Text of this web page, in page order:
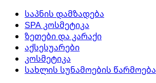
საპნის დამზადება
SPA კოსმეტიკა
ზეთები და კარაქი
აქსესუარები
კოსმეტიკა
სახლის სუნამოების წარმოება